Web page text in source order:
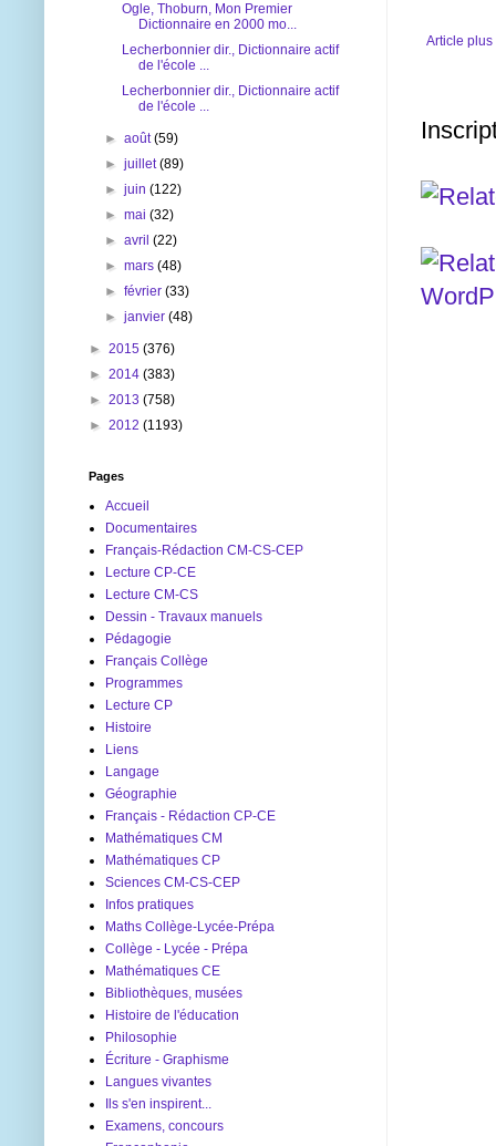
Article plus
Ogle, Thoburn, Mon Premier
Dictionnaire en 2000 mo...
Lecherbonnier dir., Dictionnaire actif
de l'école ...
Lecherbonnier dir., Dictionnaire actif
de l'école ...
►août(59)
►juillet(89)
►juin(122)
►mai(32)
►avril(22)
►mars(48)
►février(33)
►janvier(48)
► 2015 (376)
► 2014 (383)
► 2013 (758)
► 2012 (1193)
Pages
Accueil
Documentaires
Français-Rédaction CM-CS-CEP
Lecture CP-CE
Lecture CM-CS
Dessin - Travaux manuels
Pédagogie
Français Collège
Programmes
Lecture CP
Histoire
Liens
Langage
Géographie
Français - Rédaction CP-CE
Mathématiques CM
Mathématiques CP
Sciences CM-CS-CEP
Infos pratiques
Maths Collège-Lycée-Prépa
Collège - Lycée - Prépa
Mathématiques CE
Bibliothèques, musées
Histoire de l'éducation
Philosophie
Écriture - Graphisme
Langues vivantes
Ils s'en inspirent...
Examens, concours